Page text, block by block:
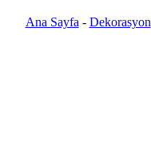
Ana Sayfa - Dekorasyon